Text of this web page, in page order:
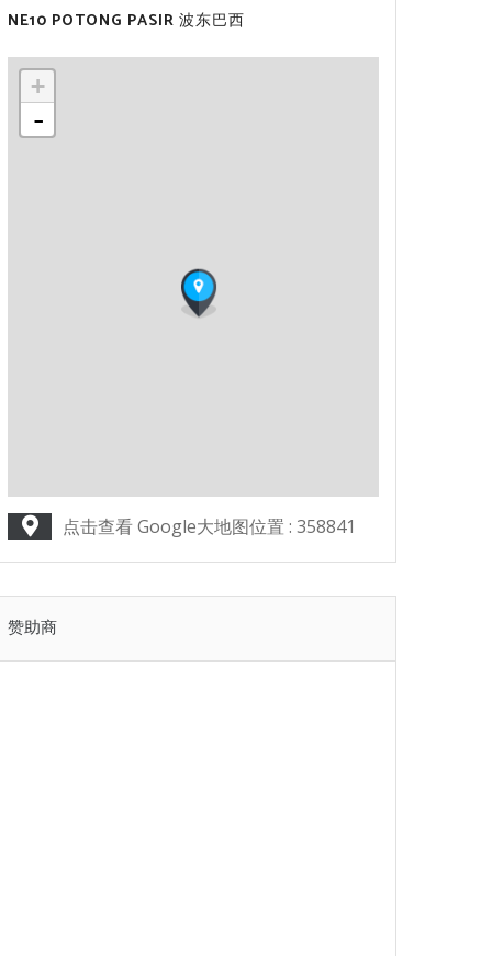
NE10 POTONG PASIR 波东巴西
+
-
点击查看 Google大地图位置 : 358841
赞助商